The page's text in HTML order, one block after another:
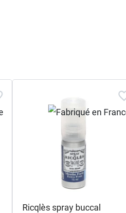
Ricqlès spray buccal